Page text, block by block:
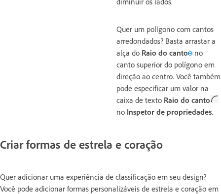
Quer um polígono com cantos
arredondados? Basta arrastar a
alça do Raio do canto
no
canto superior do polígono em
direção ao centro. Você também
pode especificar um valor na
caixa de texto Raio do canto
no Inspetor de propriedades.
Criar formas de estrela e coração
Quer adicionar uma experiência de classificação em seu design?
Você pode adicionar formas personalizáveis de estrela e coração em